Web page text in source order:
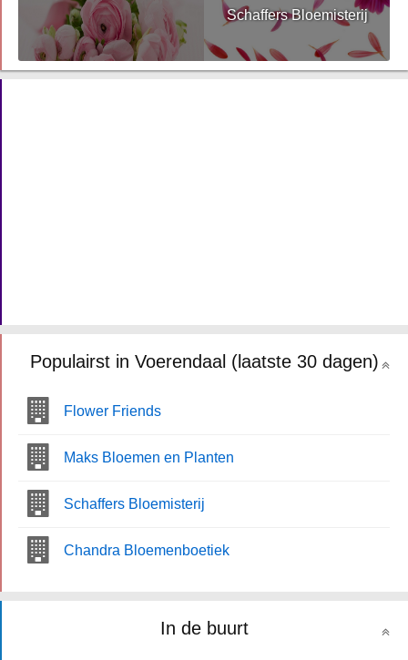
Schaffers Bloemisterij
Populairst in Voerendaal (laatste 30 dagen)
Flower Friends
Maks Bloemen en Planten
Schaffers Bloemisterij
Chandra Bloemenboetiek
In de buurt